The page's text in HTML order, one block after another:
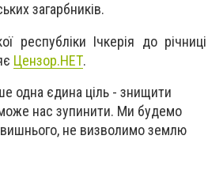
загарбників.
республіки Ічкерія до річниці
Цензор.НЕТ.
одна єдина ціль - знищити
нас зупинити. Ми будемо
не визволимо землю